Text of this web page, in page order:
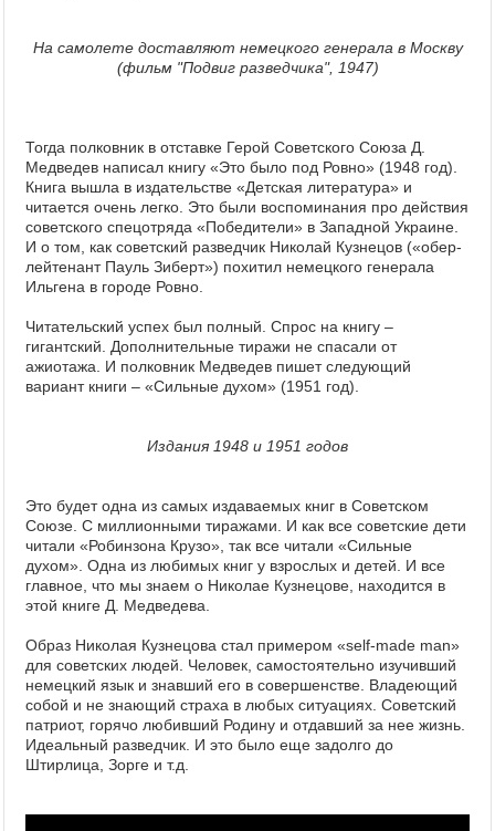
На самолете доставляют немецкого генерала в Москву
(фильм "Подвиг разведчика", 1947)
Тогда полковник в отставке Герой Советского Союза Д.
Медведев написал книгу «Это было под Ровно» (1948 год).
Книга вышла в издательстве «Детская литература» и
читается очень легко. Это были воспоминания про действия
советского спецотряда «Победители» в Западной Украине.
И о том, как советский разведчик Николай Кузнецов («обер-
лейтенант Пауль Зиберт») похитил немецкого генерала
Ильгена в городе Ровно.
Читательский успех был полный. Спрос на книгу –
гигантский. Дополнительные тиражи не спасали от
ажиотажа. И полковник Медведев пишет следующий
вариант книги – «Сильные духом» (1951 год).
Издания 1948 и 1951 годов
Это будет одна из самых издаваемых книг в Советском
Союзе. С миллионными тиражами. И как все советские дети
читали «Робинзона Крузо», так все читали «Сильные
духом». Одна из любимых книг у взрослых и детей. И все
главное, что мы знаем о Николае Кузнецове, находится в
этой книге Д. Медведева.
Образ Николая Кузнецова стал примером «self-made man»
для советских людей. Человек, самостоятельно изучивший
немецкий язык и знавший его в совершенстве. Владеющий
собой и не знающий страха в любых ситуациях. Советский
патриот, горячо любивший Родину и отдавший за нее жизнь.
Идеальный разведчик. И это было еще задолго до
Штирлица, Зорге и т.д.